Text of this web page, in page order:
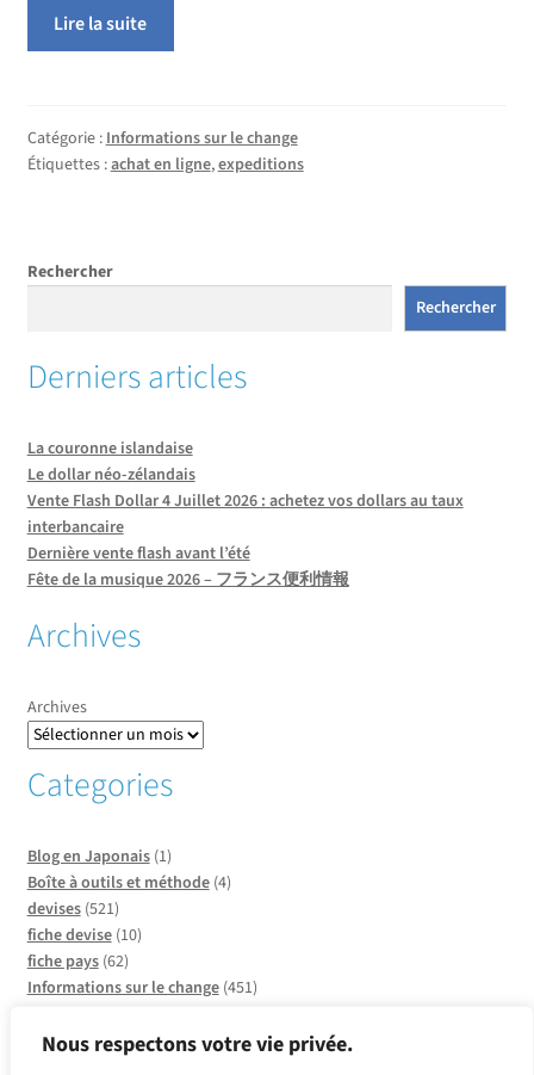
Nous respectons votre vie privée.
Lire la suite
Catégorie : Informations sur le change
Étiquettes :achat en ligne,expeditions
Rechercher
Rechercher
Derniers articles
La couronne islandaise
Le dollar néo-zélandais
Vente Flash Dollar 4 Juillet 2026 : achetez vos dollars au taux
interbancaire
Dernière vente flash avant l’été
Fête de la musique 2026 – フランス便利情報
Archives
Archives
Categories
Blog en Japonais(1)
Boîte à outils et méthode(4)
devises(521)
fiche devise(10)
fiche pays(62)
Informations sur le change(451)
Infos sur CCO(137)